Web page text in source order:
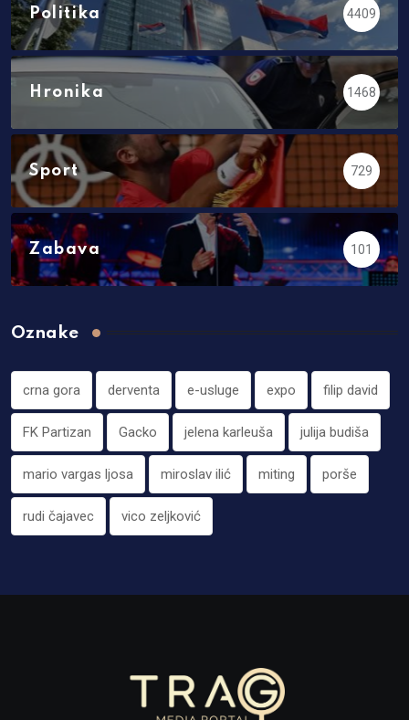
Politika 4409
Hronika 1468
Sport 729
Zabava 101
Oznake
crna gora derventa e-usluge expo filip david
FK Partizan Gacko jelena karleuša julija budiša
mario vargas ljosa miroslav ilić miting porše
rudi čajavec vico zeljković